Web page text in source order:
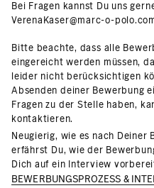
Bei Fragen kannst Du uns
VerenaKaser@marc-o-
Bitte beachte, dass alle
eingereicht werden müssen,
leider nicht berücksichtigen
Absenden deiner Bewerbung
Fragen zu der Stelle haben,
kontaktieren.
Neugierig, wie es nach Deiner
erfährst Du, wie der
Dich auf ein Interview
BEWERBUNGSPROZESS &